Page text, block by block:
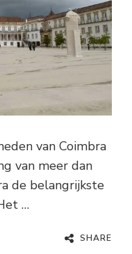
van Coimbra
van meer dan
de belangrijkste
…
SHARE